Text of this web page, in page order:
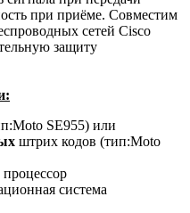
при приёме. Совместим
сетей Cisco
защиту
SE955) или
штрих кодов (тип:Moto
процессор
система